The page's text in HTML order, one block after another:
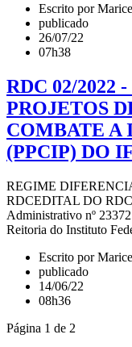
Escrito por
publicado
26/07/22
07h38
RDC 02/2022
PROJETOS
COMBATE A
(PPCIP) DO
REGIME
RDCEDITAL DO RDC
Administrativo nº
Reitoria do Instituto
Escrito por
publicado
14/06/22
08h36
Página 1 de 2